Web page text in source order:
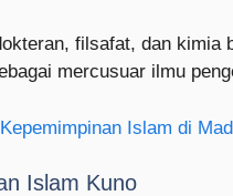
filsafat, dan
mercusuar ilmu
Islam di
Islam Kuno